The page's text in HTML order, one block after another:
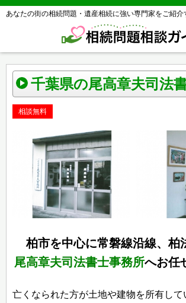
あなたの街の相続問題・遺産相続に強い専門家をご紹介
千葉県の尾高章夫司法
相談無料
柏市を中心に常磐線沿線、柏
尾高章夫司法書士事務所へお任
亡くなられた方が土地や建物を所有して